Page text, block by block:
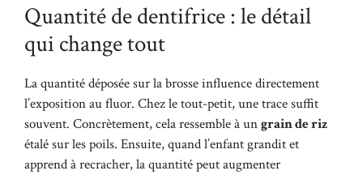
Quantité de dentifrice : le détail
qui change tout
La quantité déposée sur la brosse influence directement
l’exposition au fluor. Chez le tout-petit, une trace suffit
souvent. Concrètement, cela ressemble à ungrain de riz
étalé sur les poils. Ensuite, quand l’enfant grandit et
apprend à recracher, la quantité peut augmenter